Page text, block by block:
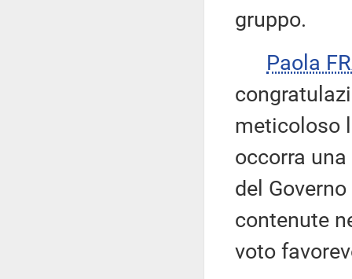
gruppo.
Paola
meticoloso
occorra
del
contenute
voto